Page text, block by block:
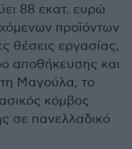
88 εκατ. ευρώ
προϊόντων
θέσεις εργασίας,
αποθήκευσης και
Μαγούλα, το
κόμβος
σε πανελλαδικό